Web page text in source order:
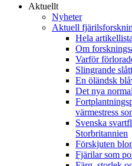
Aktuellt
Nyheter
Aktuell
Hela
Om
Varför
Slingrande
En öländsk
Det nya
värmestress
Svenska
Storbritannien
Förskjuten
Fjärilar som